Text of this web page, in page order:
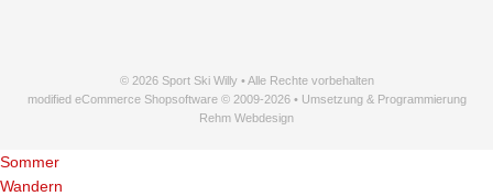
© 2026 Sport Ski Willy • Alle Rechte vorbehalten
modified eCommerce Shopsoftware © 2009-2026 • Umsetzung & Programmierung
Rehm Webdesign
Sommer
Wandern